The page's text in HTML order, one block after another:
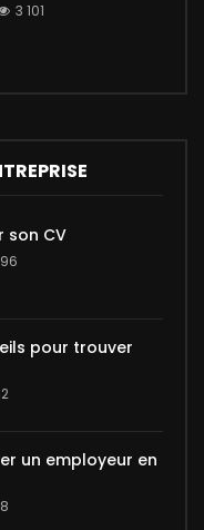
3 101
son CV
pour trouver
un employeur en